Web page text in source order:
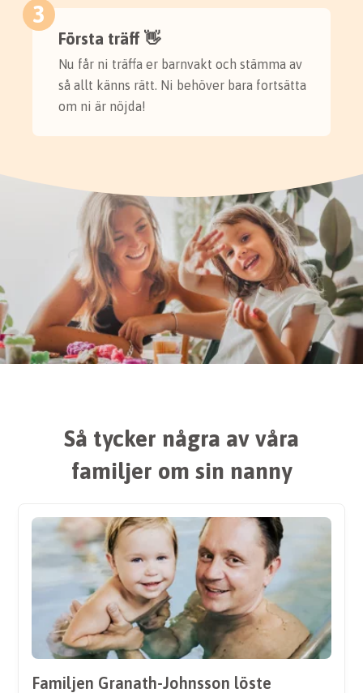
3
Första träff 👋
Nu får ni träffa er barnvakt och stämma av
så allt känns rätt. Ni behöver bara fortsätta
om ni är nöjda!
Så tycker några av våra
familjer om sin nanny
Familjen Granath-Johnsson löste